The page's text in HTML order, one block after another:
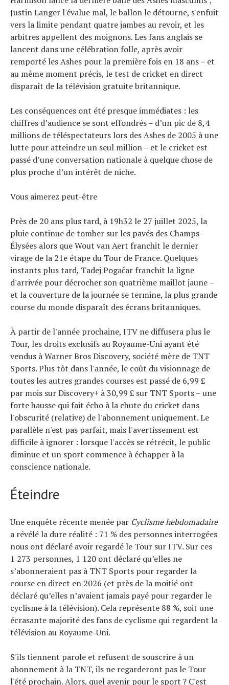
Justin Langer l'évalue mal, le ballon le détourne, s'enfuit
vers la limite pendant quatre jambes au revoir, et les
arbitres appellent des moignons. Les fans anglais se
lancent dans une célébration folle, après avoir
remporté les Ashes pour la première fois en 18 ans – et
au même moment précis, le test de cricket en direct
disparaît de la télévision gratuite britannique.
Les conséquences ont été presque immédiates : les
chiffres d’audience se sont effondrés – d’un pic de 8,4
millions de téléspectateurs lors des Ashes de 2005 à une
lutte pour atteindre un seul million – et le cricket est
passé d’une conversation nationale à quelque chose de
plus proche d’un intérêt de niche.
Vous aimerez peut-être
Près de 20 ans plus tard, à 19h32 le 27 juillet 2025, la
pluie continue de tomber sur les pavés des Champs-
Élysées alors que Wout van Aert franchit le dernier
virage de la 21e étape du Tour de France. Quelques
instants plus tard, Tadej Pogačar franchit la ligne
d'arrivée pour décrocher son quatrième maillot jaune –
et la couverture de la journée se termine, la plus grande
course du monde disparaît des écrans britanniques.
À partir de l'année prochaine, ITV ne diffusera plus le
Tour, les droits exclusifs au Royaume-Uni ayant été
vendus à Warner Bros Discovery, société mère de TNT
Sports. Plus tôt dans l'année, le coût du visionnage de
toutes les autres grandes courses est passé de 6,99 £
par mois sur Discovery+ à 30,99 £ sur TNT Sports – une
forte hausse qui fait écho à la chute du cricket dans
l'obscurité (relative) de l'abonnement uniquement. Le
parallèle n'est pas parfait, mais l'avertissement est
difficile à ignorer : lorsque l'accès se rétrécit, le public
diminue et un sport commence à échapper à la
conscience nationale.
Éteindre
Une enquête récente menée par Cyclisme hebdomadaire
a révélé la dure réalité : 71 % des personnes interrogées
nous ont déclaré avoir regardé le Tour sur ITV. Sur ces
1 273 personnes, 1 120 ont déclaré qu’elles ne
s’abonneraient pas à TNT Sports pour regarder la
course en direct en 2026 (et près de la moitié ont
déclaré qu’elles n’avaient jamais payé pour regarder le
cyclisme à la télévision). Cela représente 88 %, soit une
écrasante majorité des fans de cyclisme qui regardent la
télévision au Royaume-Uni.
S'ils tiennent parole et refusent de souscrire à un
abonnement à la TNT, ils ne regarderont pas le Tour
l'été prochain. Alors, quel avenir pour le sport ? C'est
Actualités
Technologies
Tests de produits
Conseils
Tendances
Tous nos articles
À propos